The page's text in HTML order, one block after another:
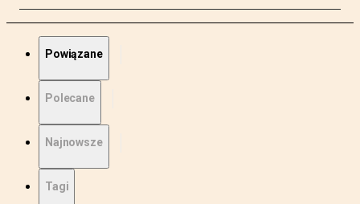
Powiązane
Polecane
Najnowsze
Tagi